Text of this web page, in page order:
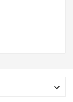
